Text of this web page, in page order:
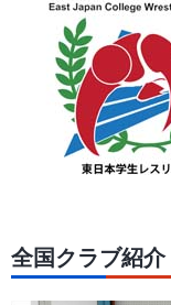
全国クラブ紹介